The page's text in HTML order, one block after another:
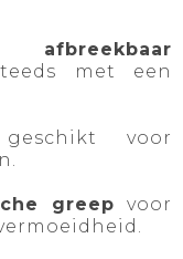
afbreekbaar
met een
voor
greep voor